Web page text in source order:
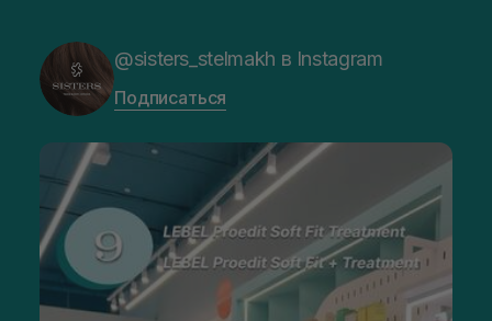
@sisters_stelmakh в Instagram
Подписаться